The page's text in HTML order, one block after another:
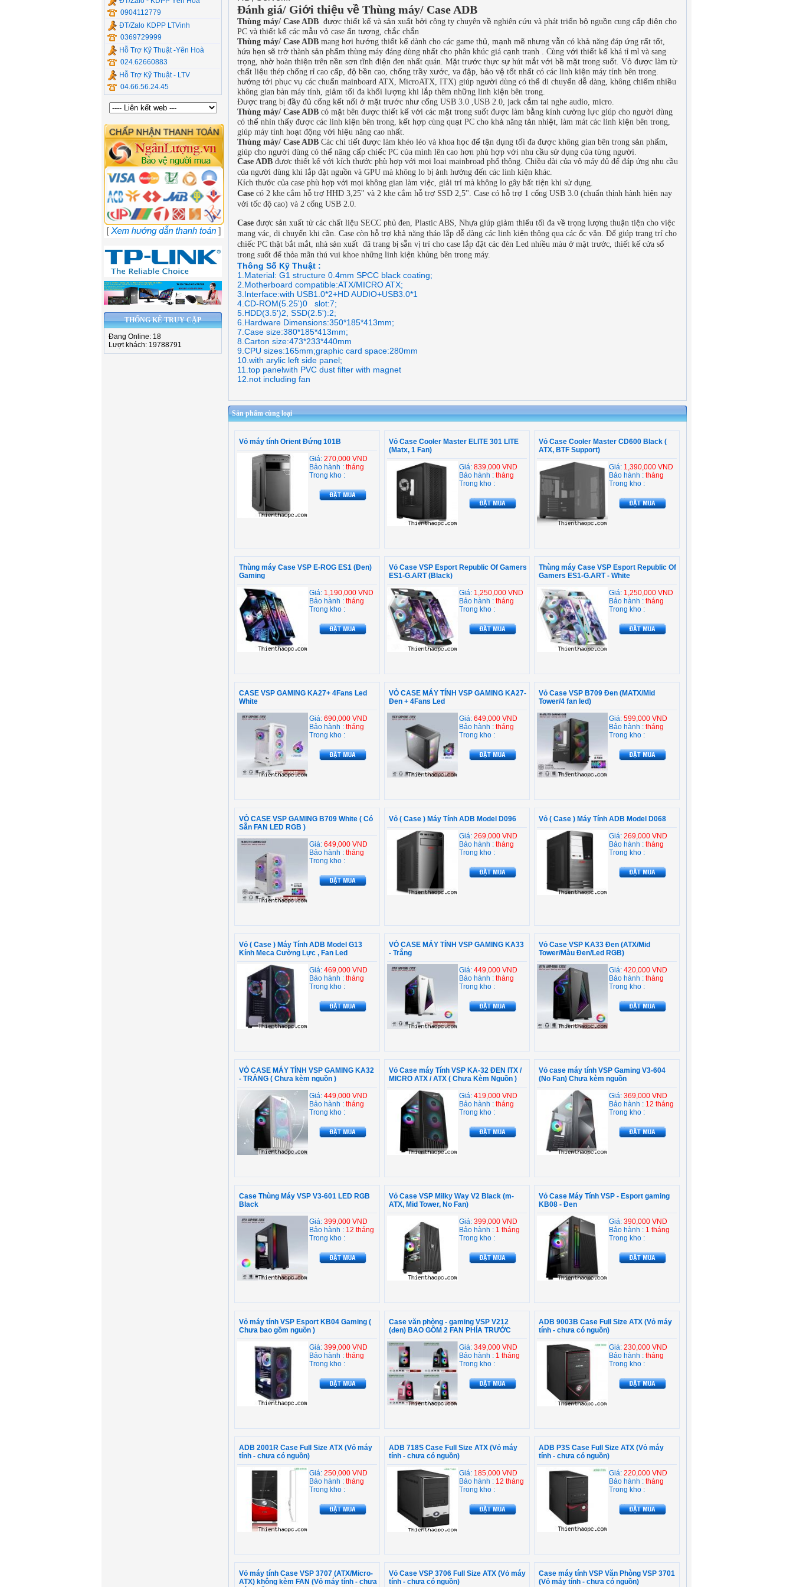
0904112779
ĐT/Zalo KDPP LTVinh
0369729999
Hỗ Trợ Kỹ Thuật -Yên Hoà
024.62660883
Hỗ Trợ Kỹ Thuật - LTV
04.66.56.24.45
THỐNG KÊ TRUY CẬP
Đang Online: 18
Lượt khách: 19788791
Đánh giá/ Giới thiệu về Thùng máy/ Case ADB
Thùng máy/ Case ADB được thiết kế và sản xuất bởi công ty chuyên về nghiên cứu và phát triển bộ nguồn cung cấp điện cho
PC và thiết kế các mẫu vỏ case ấn tượng, chắc chắn
Thùng máy/ Case ADB mang hơi hướng thiết kế dành cho các game thủ, mạnh mẽ nhưng vẫn có khả năng đáp ứng rất tốt,
hứa hẹn sẽ trở thành sản phẩm thùng máy đáng dùng nhất cho phân khúc giá cạnh tranh . Cùng với thiết kế khá tỉ mỉ và sang
trọng, nhờ hoàn thiện trên nền sơn tĩnh điện đen nhất quán. Mặt trước thực sự hút mắt với bề mặt trong suốt. Vỏ được làm từ
chất liệu thép chống rỉ cao cấp, độ bền cao, chống trầy xước, va đập, bảo vệ tốt nhất có các linh kiện máy tính bên trong.
hướng tới phục vụ các chuẩn mainboard ATX, MicroATX, ITX) giúp người dùng có thể di chuyển dễ dàng, không chiếm nhiều
không gian bàn máy tính, giảm tối đa khối lượng khi lắp thêm những linh kiện bên trong.
Được trang bị đầy đủ cổng kết nối ở mặt trước như cổng USB 3.0 ,USB 2.0, jack cắm tai nghe audio, micro.
Thùng máy/ Case ADB có mặt bên được thiết kế với các mặt trong suốt được làm bằng kính cường lực giúp cho người dùng
có thể nhìn thấy được các linh kiện bên trong, kết hợp cùng quạt PC cho khả năng tản nhiệt, làm mát các linh kiện bên trong,
giúp máy tính hoạt động với hiệu năng cao nhất.
Thùng máy/ Case ADB Các chi tiết được làm khéo léo và khoa học để tận dụng tối đa được không gian bên trong sản phẩm,
giúp cho người dùng có thể nâng cấp chiếc PC của mình lên cao hơn phù hợp với nhu cầu sử dụng của từng người.
Case ADB được thiết kế với kích thước phù hợp với mọi loại mainbroad phổ thông. Chiều dài của vỏ máy đủ để đáp ứng nhu cầu
của người dùng khi lắp đặt nguồn và GPU mà không lo bị ảnh hưởng đến các linh kiện khác.
Kích thước của case phù hợp với mọi không gian làm việc, giải trí mà không lo gây bất tiện khi sửdụng.
Case có 2 khe cắm hỗ trợ HHD 3,25'' và 2 khe cắm hỗ trợ SSD 2,5''. Case có hỗ trợ 1 cổng USB 3.0 (chuẩn thịnh hành hiện nay
với tốc độ cao) và 2 cổng USB 2.0.
Case được sản xuất từcác chất liệu SECC phủ đen, Plastic ABS, Nhựa giúp giảm thiểu tối đa về trọng lượng thuận tiện cho việc
mang vác, di chuyển khi cần. Case còn hỗ trợ khả năng tháo lắp dễ dàng các linh kiện thông qua các ốc vặn. Để giúp trang trí cho
chiếc PC thật bắt mắt, nhà sản xuất đã trang bị sẵn vị trí cho case lắp đặt các đèn Led nhiều màu ở mặt trước, thiết kế cửa sổ
trong suốt để thỏa mãn thú vui khoe những linh kiện khủng bên trong máy.
Thông Số Kỹ Thuật :
1.Material: G1 structure 0.4mm SPCC black coating;
2.Motherboard compatible:ATX/MICRO ATX;
3.Interface:with USB1.0*2+HD AUDIO+USB3.0*1
4.CD-ROM(5.25')0 slot:7;
5.HDD(3.5')2, SSD(2.5'):2;
6.Hardware Dimensions:350*185*413mm;
7.Case size:380*185*413mm;
8.Carton size:473*233*440mm
9.CPU sizes:165mm;graphic card space:280mm
10.with arylic left side panel;
11.top panelwith PVC dust filter with magnet
12.not including fan
Sản phẩm cùng loại
Vỏ máy tính Orient Đứng 101B
Giá: 270,000 VND
Bảo hành : tháng
Trong kho :
Vỏ Case Cooler Master ELITE 301 LITE
(Matx, 1 Fan)
Giá: 839,000 VND
Bảo hành : tháng
Trong kho :
Vỏ Case Cooler Master CD600 Black (
ATX, BTF Support)
Giá: 1,390,000 VND
Bảo hành : tháng
Trong kho :
Thùng máy Case VSP E-ROG ES1 (Đen)
Gaming
Giá: 1,190,000 VND
Bảo hành : tháng
Trong kho :
Vỏ Case VSP Esport Republic Of Gamers
ES1-G.ART (Black)
Giá: 1,250,000 VND
Bảo hành : tháng
Trong kho :
Thùng máy Case VSP Esport Republic Of
Gamers ES1-G.ART - White
Giá: 1,250,000 VND
Bảo hành : tháng
Trong kho :
CASE VSP GAMING KA27+ 4Fans Led
White
Giá: 690,000 VND
Bảo hành : tháng
Trong kho :
VỎ CASE MÁY TÍNH VSP GAMING KA27-
Đen + 4Fans Led
Giá: 649,000 VND
Bảo hành : tháng
Trong kho :
Vỏ Case VSP B709 Đen (MATX/Mid
Tower/4 fan led)
Giá: 599,000 VND
Bảo hành : tháng
Trong kho :
VỎ CASE VSP GAMING B709 White ( Có
Sẵn FAN LED RGB )
Giá: 649,000 VND
Bảo hành : tháng
Trong kho :
Vỏ ( Case ) Máy Tính ADB Model D096
Giá: 269,000 VND
Bảo hành : tháng
Trong kho :
Vỏ ( Case ) Máy Tính ADB Model D068
Giá: 269,000 VND
Bảo hành : tháng
Trong kho :
Vỏ ( Case ) Máy Tính ADB Model G13
Kính Meca Cường Lực , Fan Led
Giá: 469,000 VND
Bảo hành : tháng
Trong kho :
VỎ CASE MÁY TÍNH VSP GAMING KA33
- Trắng
Giá: 449,000 VND
Bảo hành : tháng
Trong kho :
Vỏ Case VSP KA33 Đen (ATX/Mid
Tower/Màu Đen/Led RGB)
Giá: 420,000 VND
Bảo hành : tháng
Trong kho :
VỎ CASE MÁY TÍNH VSP GAMING KA32
- TRẮNG ( Chưa kèm nguồn )
Giá: 449,000 VND
Bảo hành : tháng
Trong kho :
Vỏ Case máy Tính VSP KA-32 ĐEN ITX /
MICRO ATX / ATX ( Chưa Kèm Nguồn )
Giá: 419,000 VND
Bảo hành : tháng
Trong kho :
Vỏ case máy tính VSP Gaming V3-604
(No Fan) Chưa kèm nguồn
Giá: 369,000 VND
Bảo hành : 12 tháng
Trong kho :
Case Thùng Máy VSP V3-601 LED RGB
Black
Giá: 399,000 VND
Bảo hành : 12 tháng
Trong kho :
Vỏ Case VSP Milky Way V2 Black (m-
ATX, Mid Tower, No Fan)
Giá: 399,000 VND
Bảo hành : 1 tháng
Trong kho :
Vỏ Case Máy Tính VSP - Esport gaming
KB08 - Đen
Giá: 390,000 VND
Bảo hành : 1 tháng
Trong kho :
Vỏ máy tính VSP Esport KB04 Gaming (
Chưa bao gồm nguồn )
Giá: 399,000 VND
Bảo hành : tháng
Trong kho :
Case văn phòng - gaming VSP V212
(đen) BAO GỒM 2 FAN PHÍA TRƯỚC
Giá: 349,000 VND
Bảo hành : 1 tháng
Trong kho :
ADB 9003B Case Full Size ATX (Vỏ máy
tính - chưa có nguồn)
Giá: 230,000 VND
Bảo hành : tháng
Trong kho :
ADB 2001R Case Full Size ATX (Vỏ máy
tính - chưa có nguồn)
Giá: 250,000 VND
Bảo hành : tháng
Trong kho :
ADB 718S Case Full Size ATX (Vỏ máy
tính - chưa có nguồn)
Giá: 185,000 VND
Bảo hành : 12 tháng
Trong kho :
ADB P3S Case Full Size ATX (Vỏ máy
tính - chưa có nguồn)
Giá: 220,000 VND
Bảo hành : tháng
Trong kho :
Vỏ máy tính Case VSP 3707 (ATX/Micro-
ATX) không kèm FAN (Vỏ máy tính - chưa
Vỏ Case VSP 3706 Full Size ATX (Vỏ máy
tính - chưa có nguồn)
Case máy tính VSP Văn Phòng VSP 3701
(Vỏ máy tính - chưa có nguồn)